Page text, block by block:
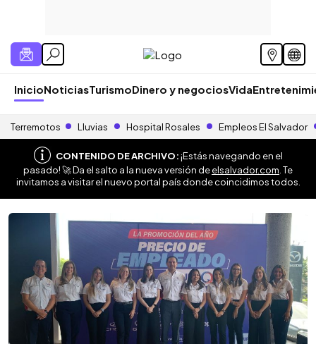
InicioNoticiasTurismoDinero y negociosVida
Terremotos Lluvias Hospital Rosales Empleos El Salvador
CONTENIDO DE ARCHIVO:¡Estás navegando en el
pasado! 🚀 Da el salto a la nueva versión deelsalvador.com . Te
invitamos a visitar el nuevo portal país donde coincidimos todos.